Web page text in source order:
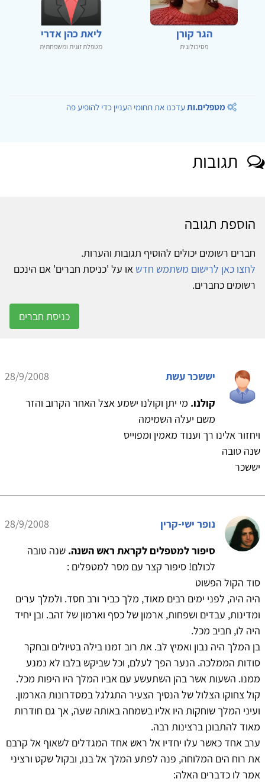
הגר קורן
פסיכולוגית
ליאת כהן אדרי
מטפלת זוגית ומשפחתית
מטפלים.ותעדכנו את תחומי העניין כדי להופיע פה
תגובות
הוספת תגובה
חברים רשומים יכולים להוסיף תגובות והערות.
לחצו כאן לרישום משתמש חדש או על 'כניסת חברים' אם הינכם
רשומים כחברים.
כניסת חברים
יששכר עשת
28/9/2008
קולנו. מי יתן וקולנו ישמע אצל האחר הקרוב והזר
משם יעלה השמימה
ויחזור אלינו רך וענוד מאמין ומפוייס
שנה טובה
יששכר
נופר ישי-קרין
28/9/2008
סיפור למטפלים לקראת ראש השנה. שנה טובה
לכולם! סיפור קצר עם מסר למטפלים :
סוד הקול הפשוט
היה היה, לפני ימים רבים מאוד, מלך כביר ורב חסד. ולמלך ערים
ומדינות, עבדים ושפחות, ארמון של כסף וארמון של זהב. ובן יחיד
היה לו, חביב מכל.
בן המלך היה נבון ואמיץ לב. את רוב זמנו בילה בטיולים ובחקר
סודות הממלכה. הנער הפך לעלם, וכל שביקש בלבו לא נמנע
ממנו. השעות אשר בהן השתעשע עם אביו המלך היו היפות מכל.
קול צחוקו הצלול של הנסיך הצעיר התגלגל במסדרונות הארמון.
ועיני המלך שוחקות היו אליו בשמחה באותה שעה, אך גם חודרות
מאוד להתבונן ברצינות רבה.
ערב אחד כאשר עלו יחדיו אל ראש אחד המגדלים לשאוף אל קרבם
את רוח הים המלוחה, פנה לפתע המלך אל בנו, ובקול שקט ורציני
אמר לו כדברים האלה: